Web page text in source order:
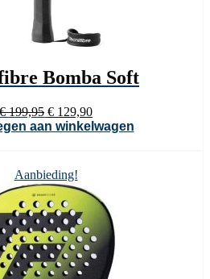
Bomba Soft
€199,95 Oorspronkelijke
prijs
€ 129,90Huidige
prijs
aan winkelwagen
Aanbieding!